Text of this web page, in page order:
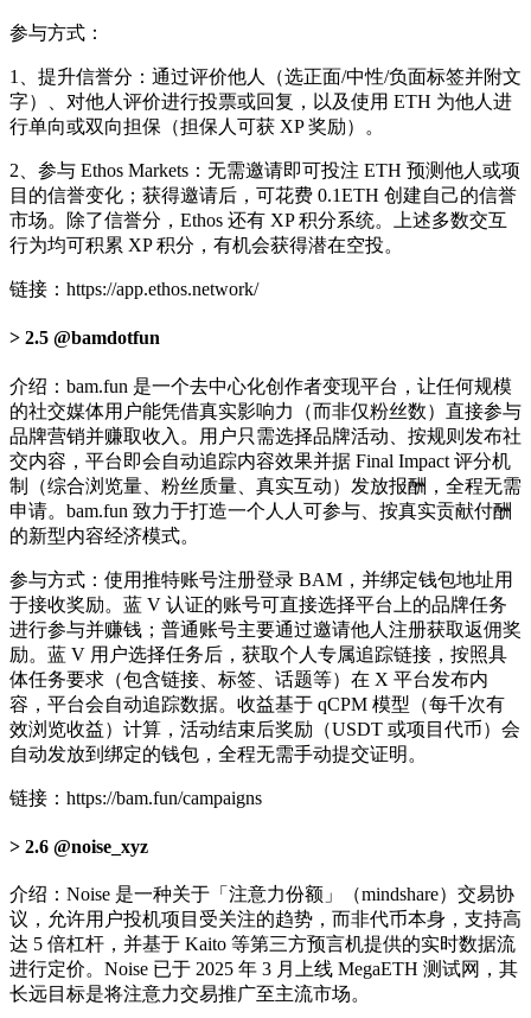
参与方式：
1、提升信誉分：通过评价他人（选正面/中性/负面标签并附文
字）、对他人评价进行投票或回复，以及使用 ETH 为他人进
行单向或双向担保（担保人可获 XP 奖励）。
2、参与 Ethos Markets：无需邀请即可投注 ETH 预测他人或项
目的信誉变化；获得邀请后，可花费 0.1ETH 创建自己的信誉
市场。除了信誉分，Ethos 还有 XP 积分系统。上述多数交互
行为均可积累 XP 积分，有机会获得潜在空投。
链接：https://app.ethos.network/
2.5 @bamdotfun
介绍：bam.fun 是一个去中心化创作者变现平台，让任何规模
的社交媒体用户能凭借真实影响力（而非仅粉丝数）直接参与
品牌营销并赚取收入。用户只需选择品牌活动、按规则发布社
交内容，平台即会自动追踪内容效果并据 Final Impact 评分机
制（综合浏览量、粉丝质量、真实互动）发放报酬，全程无需
申请。bam.fun 致力于打造一个人人可参与、按真实贡献付酬
的新型内容经济模式。
参与方式：使用推特账号注册登录 BAM，并绑定钱包地址用
于接收奖励。蓝 V 认证的账号可直接选择平台上的品牌任务
进行参与并赚钱；普通账号主要通过邀请他人注册获取返佣奖
励。蓝 V 用户选择任务后，获取个人专属追踪链接，按照具
体任务要求（包含链接、标签、话题等）在 X 平台发布内
容，平台会自动追踪数据。收益基于 qCPM 模型（每千次有
效浏览收益）计算，活动结束后奖励（USDT 或项目代币）会
自动发放到绑定的钱包，全程无需手动提交证明。
链接：https://bam.fun/campaigns
2.6 @noise_xyz
介绍：Noise 是一种关于「注意力份额」（mindshare）交易协
议，允许用户投机项目受关注的趋势，而非代币本身，支持高
达 5 倍杠杆，并基于 Kaito 等第三方预言机提供的实时数据流
进行定价。Noise 已于 2025 年 3 月上线 MegaETH 测试网，其
长远目标是将注意力交易推广至主流市场。